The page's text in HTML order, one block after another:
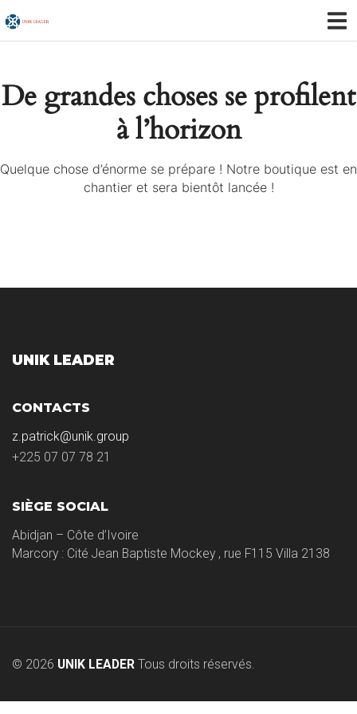
De grandes choses se profilent
à l’horizon
Quelque chose d’énorme se prépare ! Notre boutique est en
chantier et sera bientôt lancée !
UNIK LEADER
CONTACTS
z.patrick@unik.group
+225 07 07 78 21
SIÈGE SOCIAL
Abidjan – Côte d’Ivoire
Marcory : Cité Jean Baptiste Mockey , rue F115 Villa 2138
© 2026 UNIK LEADER Tous droits réservés.